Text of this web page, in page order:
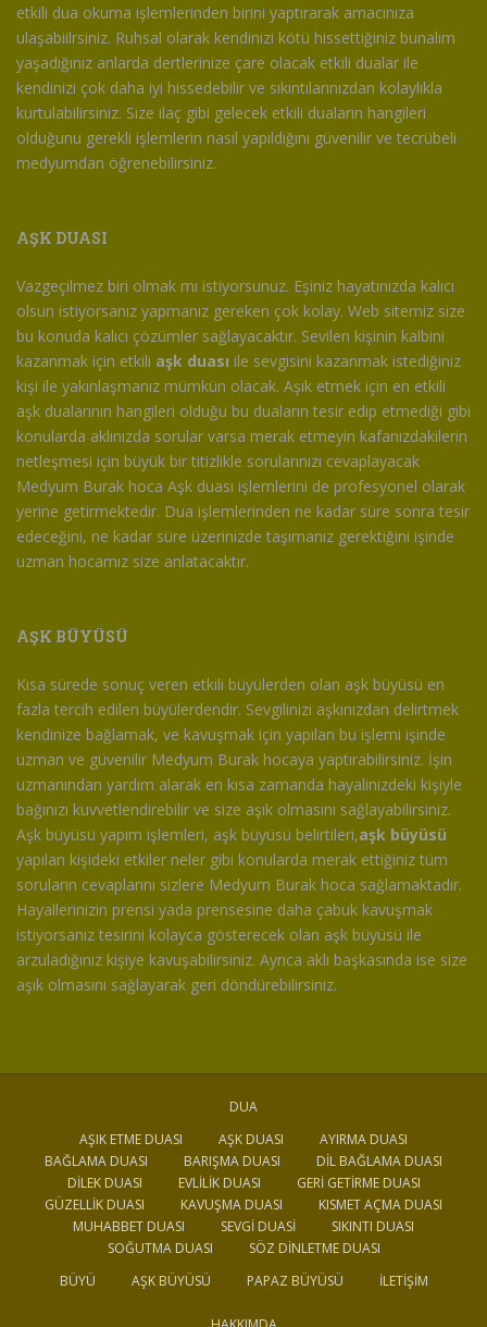
etkili dua okuma işlemlerinden birini yaptırarak amacınıza
ulaşabiilrsiniz. Ruhsal olarak kendinizi kötü hissettiğiniz bunalım
yaşadığınız anlarda dertlerinize çare olacak etkili dualar ile
kendinizi çok daha iyi hissedebilir ve sıkıntılarınızdan kolaylıkla
kurtulabilirsiniz. Size ilaç gibi gelecek etkili duaların hangileri
olduğunu gerekli işlemlerin nasıl yapıldığını güvenilir ve tecrübeli
medyumdan öğrenebilirsiniz.
AŞK DUASI
Vazgeçilmez biri olmak mı istiyorsunuz. Eşiniz hayatınızda kalıcı
olsun istiyorsanız yapmanız gereken çok kolay. Web sitemiz size
bu konuda kalıcı çözümler sağlayacaktır. Sevilen kişinin kalbini
kazanmak için etkili aşk duası ile sevgisini kazanmak istediğiniz
kişi ile yakınlaşmanız mümkün olacak. Aşık etmek için en etkili
aşk dualarının hangileri olduğu bu duaların tesir edip etmediği gibi
konularda aklınızda sorular varsa merak etmeyin kafanızdakilerin
netleşmesi için büyük bir titizlikle sorularınızı cevaplayacak
Medyum Burak hoca Aşk duası işlemlerini de profesyonel olarak
yerine getirmektedir. Dua işlemlerinden ne kadar süre sonra tesir
edeceğini, ne kadar süre üzerinizde taşımanız gerektiğini işinde
uzman hocamız size anlatacaktır.
AŞK BÜYÜSÜ
Kısa sürede sonuç veren etkili büyülerden olan aşk büyüsü en
fazla tercih edilen büyülerdendir. Sevgilinizi aşkınızdan delirtmek
kendinize bağlamak, ve kavuşmak için yapılan bu işlemi işinde
uzman ve güvenilir Medyum Burak hocaya yaptırabilirsiniz. İşin
uzmanından yardım alarak en kısa zamanda hayalinizdeki kişiyle
bağınızı kuvvetlendirebilir ve size aşık olmasını sağlayabilirsiniz.
Aşk büyüsü yapım işlemleri, aşk büyüsü belirtileri,aşk büyüsü
yapılan kişideki etkiler neler gibi konularda merak ettiğiniz tüm
soruların cevaplarını sizlere Medyum Burak hoca sağlamaktadır.
Hayallerinizin prensi yada prensesine daha çabuk kavuşmak
istiyorsanız tesirini kolayca gösterecek olan aşk büyüsü ile
arzuladığınız kişiye kavuşabilirsiniz. Ayrıca aklı başkasında ise size
aşık olmasını sağlayarak geri döndürebilirsiniz.
DUA
AŞIK ETME DUASI
AŞK DUASI
AYIRMA DUASI
BAĞLAMA DUASI
BARIŞMA DUASI
DIL BAĞLAMA DUASI
DILEK DUASI
EVLILIK DUASI
GERI GETIRME DUASI
GÜZELLIK DUASI
KAVUŞMA DUASI
KISMET AÇMA DUASI
MUHABBET DUASI
SEVGI DUASI
SIKINTI DUASI
SOĞUTMA DUASI
SÖZ DINLETME DUASI
BÜYÜ
AŞK BÜYÜSÜ PAPAZ BÜYÜSÜ İLETIŞIM